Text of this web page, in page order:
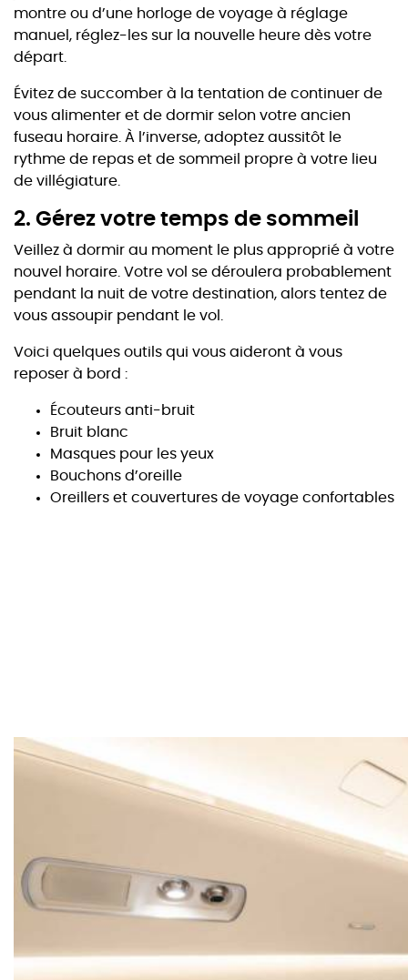
montre ou d’une horloge de voyage à réglage
manuel, réglez-les sur la nouvelle heure dès votre
départ.
Évitez de succomber à la tentation de continuer de
vous alimenter et de dormir selon votre ancien
fuseau horaire. À l’inverse, adoptez aussitôt le
rythme de repas et de sommeil propre à votre lieu
de villégiature.
2. Gérez votre temps de sommeil
Veillez à dormir au moment le plus approprié à votre
nouvel horaire. Votre vol se déroulera probablement
pendant la nuit de votre destination, alors tentez de
vous assoupir pendant le vol.
Voici quelques outils qui vous aideront à vous
reposer à bord :
Écouteurs anti-bruit
Bruit blanc
Masques pour les yeux
Bouchons d’oreille
Oreillers et couvertures de voyage confortables